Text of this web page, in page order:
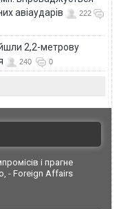
авіаударів
222
2,2-метрову
240 0
і прагне
- Foreign Affairs